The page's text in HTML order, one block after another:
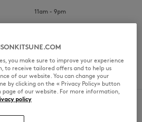
11am - 9pm
you make sure to improve your experience
to receive tailored offers and to help us
of our website. You can change your
by clicking on the « Privacy Policy» button
of our website. For more information,
policy